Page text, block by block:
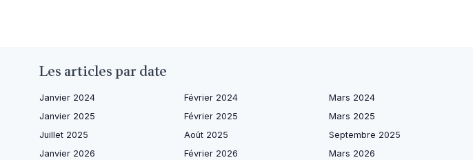
Les articles par date
Janvier 2024 Février 2024 Mars 2024
Janvier 2025
Février 2025 Mars 2025
Juillet 2025
Août 2025 Septembre 2025
Janvier 2026
Février 2026 Mars 2026